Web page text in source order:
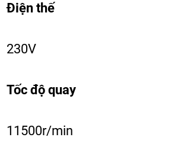
Điện thế
230V
Tốc độ quay
11500r/min